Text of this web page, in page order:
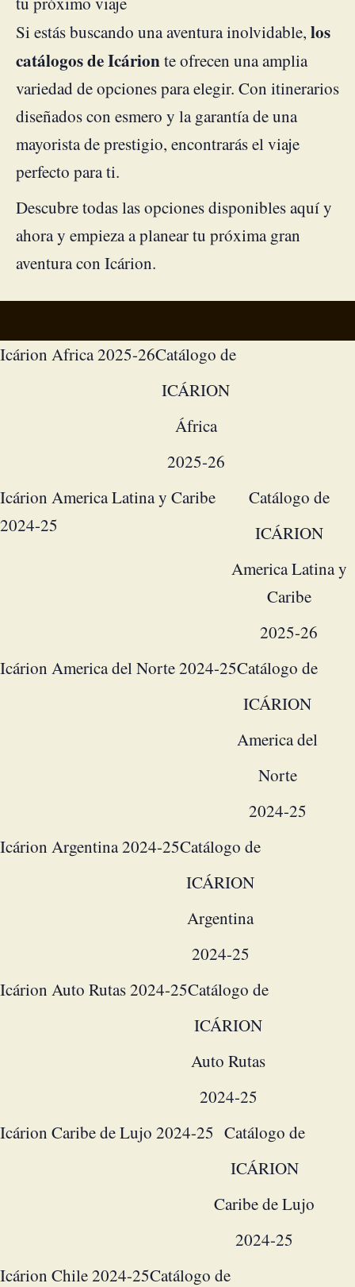
Si estás buscando una aventura inolvidable, los
catálogos de Icárionte ofrecen una amplia
variedad de opciones para elegir. Con itinerarios
diseñados con esmero y la garantía de una
mayorista de prestigio, encontrarás el viaje
perfecto para ti.
Descubre todas las opciones disponibles aquí y
ahora y empieza a planear tu próxima gran
aventura con Icárion.
Icárion Africa 2025-26Catálogo de
ICÁRION
África
2025-26
Icárion America Latina y Caribe
2024-25
Catálogo de
ICÁRION
America Latina y
Caribe
2025-26
Icárion America del Norte 2024-25Catálogo de
ICÁRION
America del
Norte
2024-25
Icárion Argentina 2024-25Catálogo de
ICÁRION
Argentina
2024-25
Icárion Auto Rutas 2024-25Catálogo de
ICÁRION
Auto Rutas
2024-25
Icárion Caribe de Lujo 2024-25 Catálogo de
ICÁRION
Caribe de Lujo
2024-25
Icárion Chile 2024-25Catálogo de